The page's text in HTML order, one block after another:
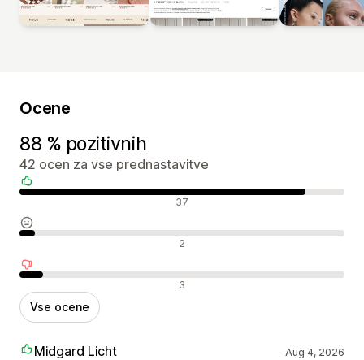
Ocene
88 % pozitivnih
42 ocen za vse prednastavitve
Pozitivne ocene 37
Nevtralne ocene 2
Negativne ocene 3
Vse ocene
Midgard Licht Aug 4, 2026